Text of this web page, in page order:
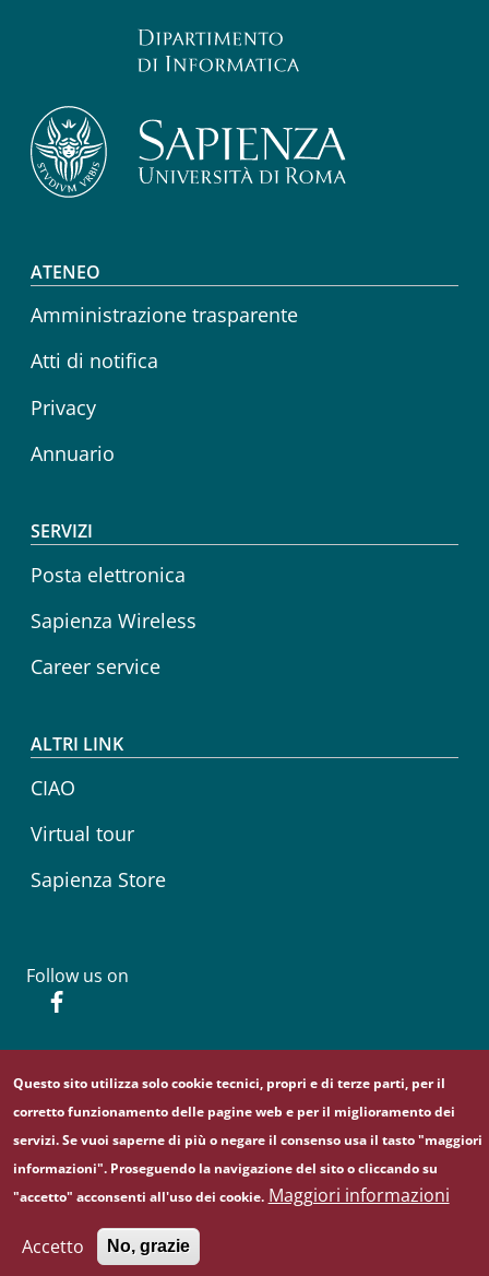
Footer menu
ATENEO
Amministrazione trasparente
Atti di notifica
Privacy
Annuario
SERVIZI
Posta elettronica
Sapienza Wireless
Career service
ALTRI LINK
CIAO
Virtual tour
Sapienza Store
Follow us on
© Sapienza Università di Roma - Piazzale Aldo Moro 5,
00185 Roma - (+39) 06 49911 - C.F.: 80209930587 - P. Iva:
02133771002
Questo sito utilizza solo cookie tecnici, propri e di terze parti, per il
corretto funzionamento delle pagine web e per il miglioramento dei
servizi. Se vuoi saperne di più o negare il consenso usa il tasto "maggiori
informazioni". Proseguendo la navigazione del sito o cliccando su
"accetto" acconsenti all'uso dei cookie. Maggiori informazioni
Accetto No, grazie